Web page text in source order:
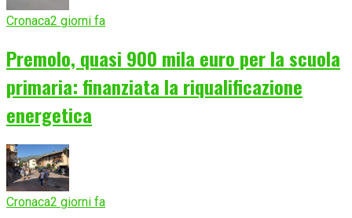
Cronaca2 giorni fa
Premolo, quasi 900 mila euro per la scuola
primaria: finanziata la riqualificazione
energetica
Cronaca2 giorni fa